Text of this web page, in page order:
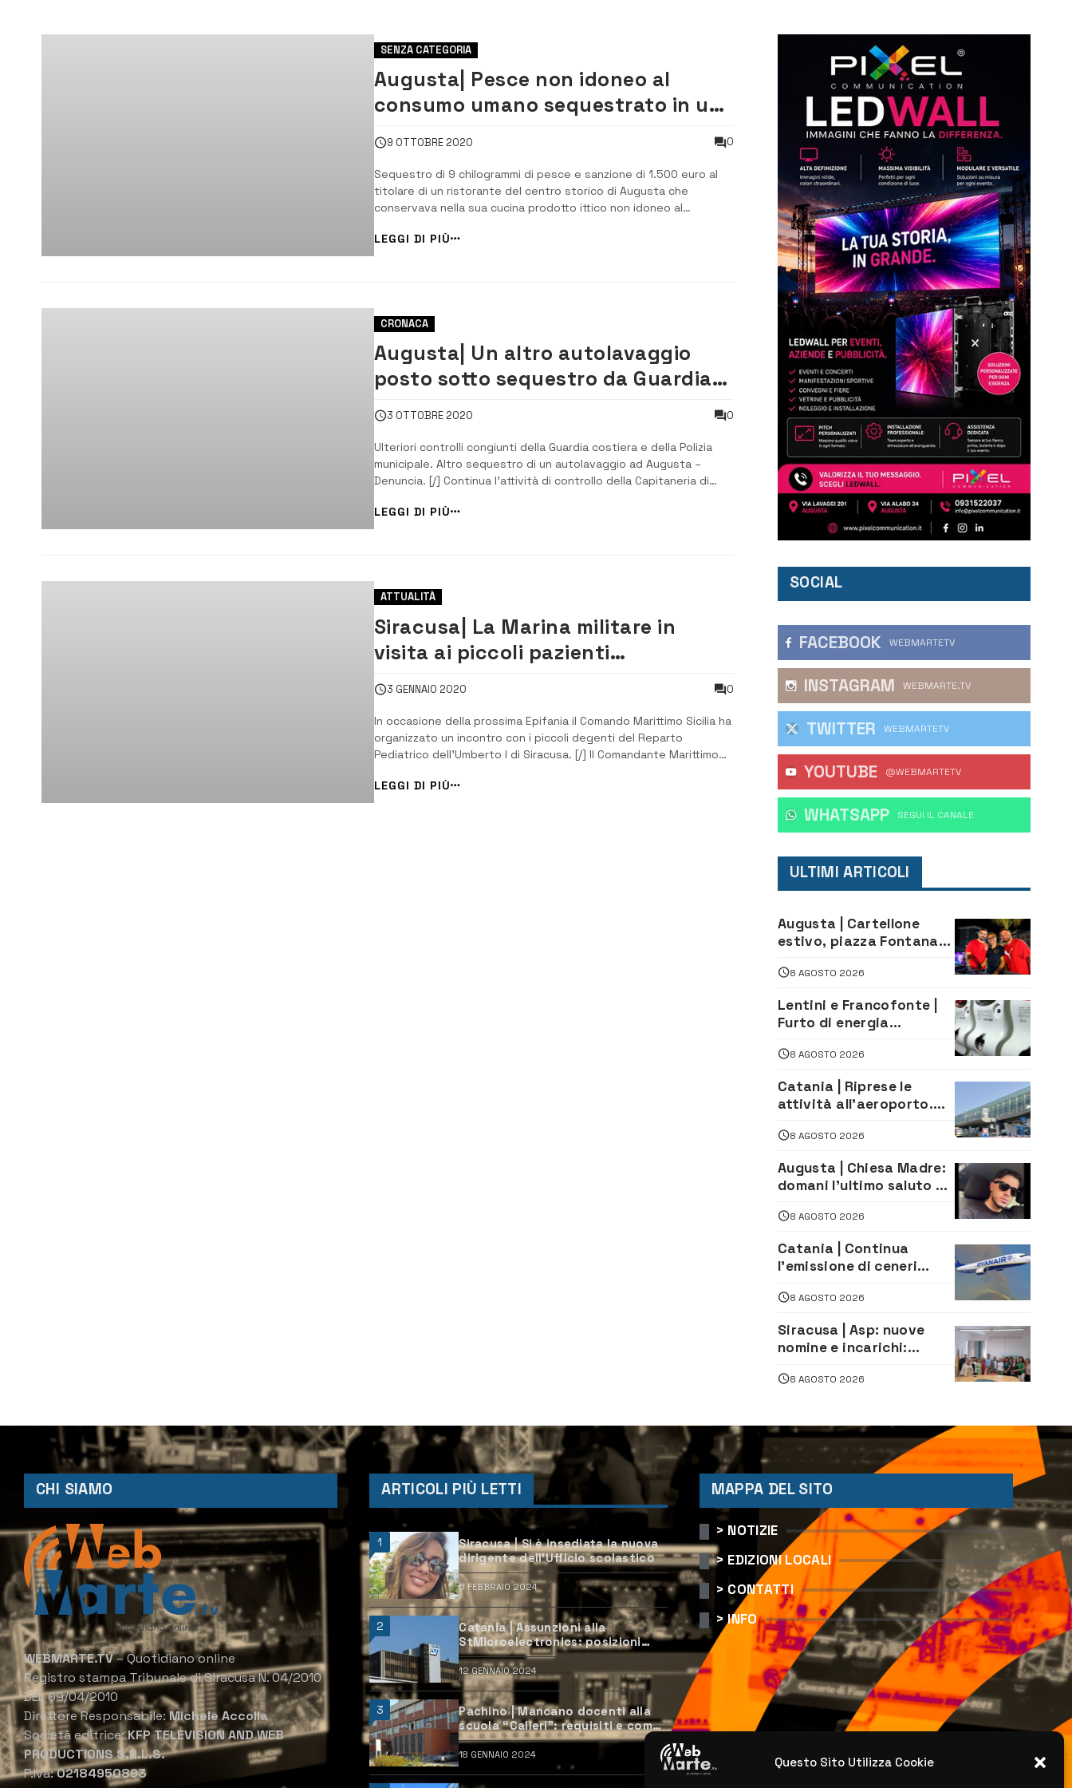
Questo Sito Utilizza Cookie
SENZA CATEGORIA
Augusta| Pesce non idoneo al
consumo umano sequestrato in un
ristorante
9 OTTOBRE 2020 0
Sequestro di 9 chilogrammi di pesce e sanzione di 1.500 euro al
titolare di un ristorante del centro storico di Augusta che
conservava nella sua cucina prodotto ittico non idoneo al
confronti di un ristoratore. Continua l’attività di polizia e di
vigilanza svolta dalla Capitaneria di [&h...
LEGGI DI PIÙ
CRONACA
Augusta| Un altro autolavaggio
posto sotto sequestro da Guardia
costiera e vigili
3 OTTOBRE 2020 0
Ulteriori controlli congiunti della Guardia costiera e della Polizia
municipale. Altro sequestro di un autolavaggio ad Augusta –
Denuncia. [/] Continua l’attività di controllo della Capitaneria di
di Augusta, congiuntamente al Servizio Igiene, di Augusta,
dell’Azienda sanitari...
LEGGI DI PIÙ
ATTUALITÀ
Siracusa| La Marina militare in
visita ai piccoli pazienti
dell’Umberto I
3 GENNAIO 2020 0
In occasione della prossima Epifania il Comando Marittimo Sicilia ha
organizzato un incontro con i piccoli degenti del Reparto
Pediatrico dell’Umberto I di Siracusa. [/] Il Comandante Marittimo
rappresentanza del personale militare e civile dipendente, ha
fatto visita, durante la mattinat...
LEGGI DI PIÙ
SOCIAL
FACEBOOK WEBMARTETV
INSTAGRAM WEBMARTE.TV
TWITTER WEBMARTETV
YOUTUBE @WEBMARTETV
WHATSAPP ‎SEGUI IL CANALE
ULTIMI ARTICOLI
Augusta | Cartellone
estivo, piazza Fontana
caraibica con Andrea
8 AGOSTO 2026
Lentini e Francofonte |
Furto di energia
persone
8 AGOSTO 2026
Catania | Riprese le
attività all’aeroporto.
arrivo e in partenza
8 AGOSTO 2026
Augusta | Chiesa Madre:
domani l’ultimo saluto ad
morto in un incidente
8 AGOSTO 2026
Catania | Continua
l’emissione di ceneri
attività all’aeroporto di
Fontanarossa
8 AGOSTO 2026
Siracusa | Asp: nuove
nomine e incarichi:
di Sanità pubblica,
8 AGOSTO 2026
CHI SIAMO
WEBMARTE.TV– Quotidiano online
Registro stampa Tribunale di Siracusa N. 04/2010
DEL 09/04/2010
Direttore Responsabile:Michele Accolla
Società editrice:KFP TELEVISION AND WEB
PRODUCTIONS S.R.L.S.
P.Iva:02184950893
ARTICOLI PIÙ LETTI
1
Siracusa | Si è insediata la nuova
dirigente dell’Ufficio scolastico
6 FEBBRAIO 2024
2
Catania | Assunzioni alla
StMicroelectronics: posizioni
aperte e come candidarsi
12 GENNAIO 2024
3
Pachino | Mancano docenti alla
scuola “Calleri”: requisiti e come
candidarsi
18 GENNAIO 2024
MAPPA DEL SITO
> NOTIZIE
> EDIZIONI LOCALI
> CONTATTI
> INFO